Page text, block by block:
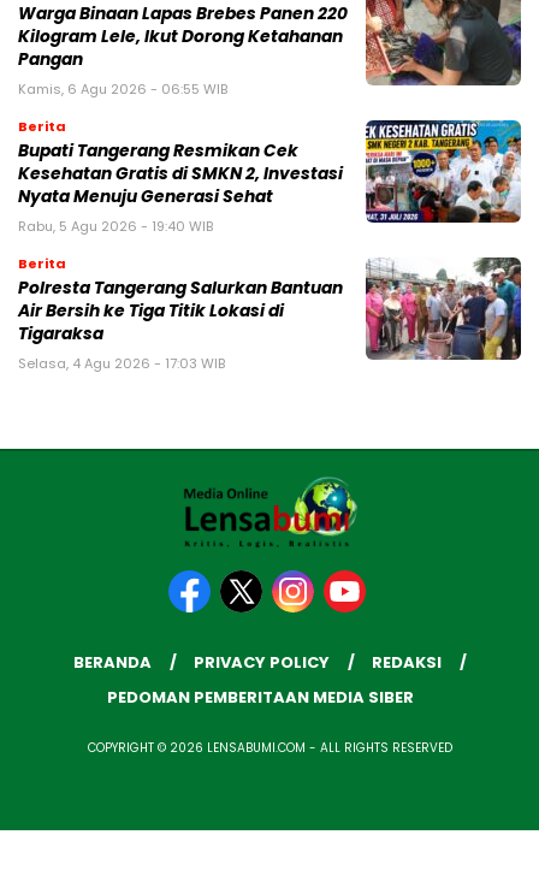
Warga Binaan Lapas Brebes Panen 220
Kilogram Lele, Ikut Dorong Ketahanan
Pangan
Kamis, 6 Agu 2026 - 06:55 WIB
Berita
‎Bupati Tangerang Resmikan Cek
Kesehatan Gratis di SMKN 2, Investasi
Nyata Menuju Generasi Sehat
Rabu, 5 Agu 2026 - 19:40 WIB
Berita
Polresta Tangerang Salurkan Bantuan
Air Bersih ke Tiga Titik Lokasi di
Tigaraksa
Selasa, 4 Agu 2026 - 17:03 WIB
BERANDA PRIVACY POLICY
REDAKSI
PEDOMAN PEMBERITAAN MEDIA SIBER
COPYRIGHT © 2026 LENSABUMI.COM - ALL RIGHTS RESERVED